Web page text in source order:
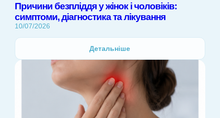
Причини безпліддя у жінок і чоловіків:
симптоми, діагностика та лікування
10/07/2026
Детальніше